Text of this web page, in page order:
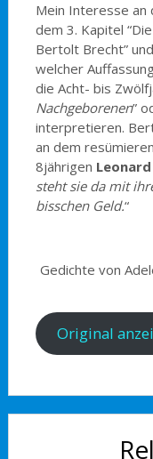
Mein Interesse an
dem 3. Kapitel
Bertolt Brecht”
welcher
die Acht- bis
Nachgeborenen”
interpretieren.
an dem
8jährigen Leonard
steht sie da mit
bisschen Geld.“
Gedichte von
Original